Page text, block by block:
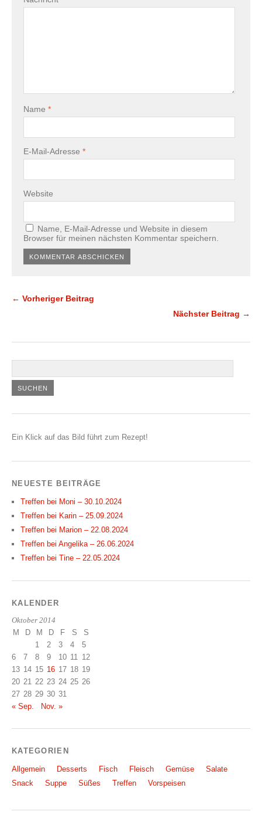
Name *
E-Mail-Adresse *
Website
Name, E-Mail-Adresse und Website in diesem
Browser für meinen nächsten Kommentar speichern.
← Vorheriger Beitrag
Nächster Beitrag →
Ein Klick auf das Bild führt zum Rezept!
NEUESTE BEITRÄGE
Treffen bei Moni – 30.10.2024
Treffen bei Karin – 25.09.2024
Treffen bei Marion – 22.08.2024
Treffen bei Angelika – 26.06.2024
Treffen bei Tine – 22.05.2024
KALENDER
Oktober 2014
M D M D F S
S
1
2 3 4
5
6
7 8 9 10 11
12
13 14 15 16 17 18 19
20 21 22 23 24 25 26
27 28 29 30 31
« Sep.
Nov. »
KATEGORIEN
Allgemein Desserts Fisch Fleisch Gemüse
Salate
Snack
Suppe Süßes Treffen Vorspeisen